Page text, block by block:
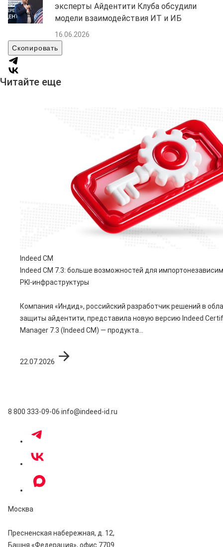
эксперты Айдентити Клуба обсудили
модели взаимодействия ИТ и ИБ
16.06.2026
Скопировать
Читайте еще
Indeed CM
Indeed CM 7.3: больше возможностей для
PKI-инфраструктуры
Компания «Индид», российский разработчик решений в
защиты айдентити, представила новую версию Indeed
Manager 7.3 (Indeed CM) — продукта...
22.07.2026
8 800 333-09-06 info@indeed-id.ru
Москва
Пресненская набережная, д. 12,
Башня «Федерация», офис 7709